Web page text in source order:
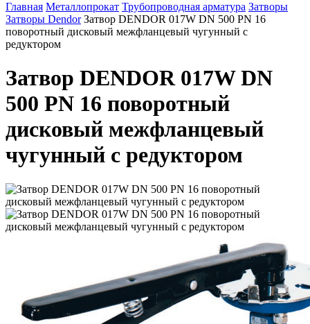
Главная Металлопрокат Трубопроводная арматура Затворы
Затворы Dendor Затвор DENDOR 017W DN 500 PN 16
поворотный дисковый межфланцевый чугунный с
редуктором
Затвор DENDOR 017W DN
500 PN 16 поворотный
дисковый межфланцевый
чугунный с редуктором